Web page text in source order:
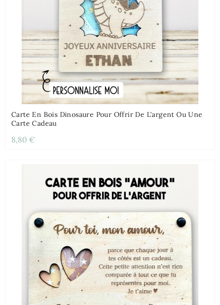
Carte En Bois Dinosaure Pour Offrir De L'argent Ou Une
Carte Cadeau
8,80 €